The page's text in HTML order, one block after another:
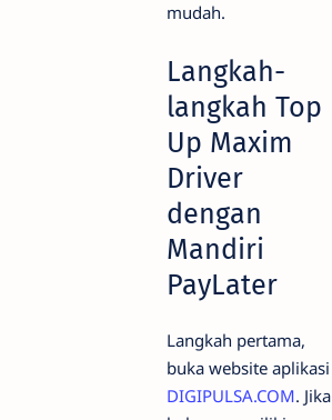
mudah.
Langkah-
langkah Top
Up Maxim
Driver
dengan
Mandiri
PayLater
Langkah pertama,
buka website aplikasi
DIGIPULSA.COM. Jika